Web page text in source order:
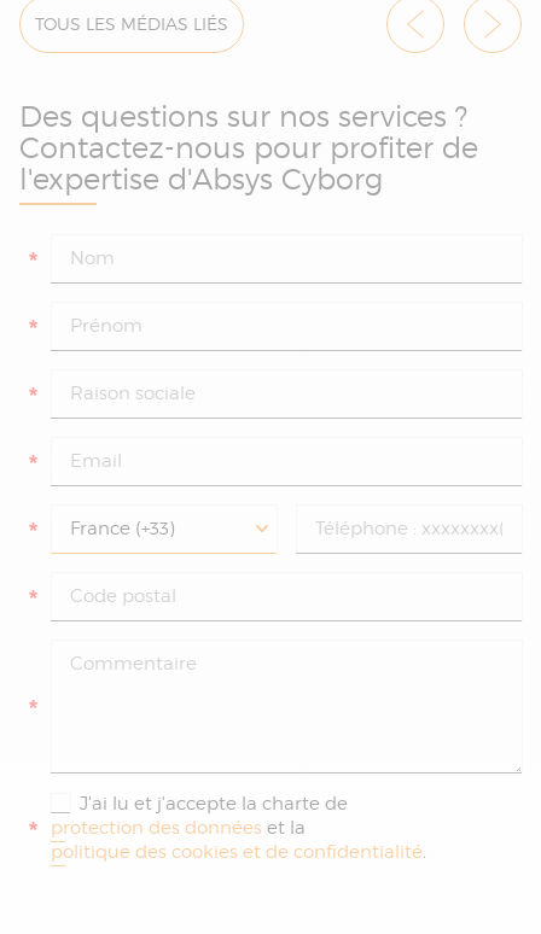
automatisation réussie qui a permis de
gagner en efficacité, fiabilité et autonomie
TOUS LES MÉDIAS LIÉS
Des questions sur nos services ?
Contactez-nous pour profiter de
l'expertise d'Absys Cyborg
*
*
*
*
*
*
*
*
J'ai lu et j'accepte la charte de
protection des données et la
politique des cookies et de confidentialité.